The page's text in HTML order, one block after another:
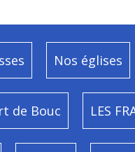
Nos églises
de Bouc LES